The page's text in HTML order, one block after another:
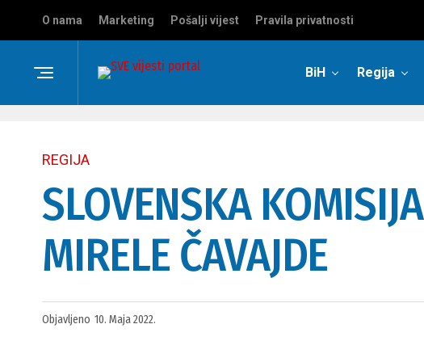
O nama Marketing Pošalji vijest Pravila privatnosti
BiH Regija
REGIJA
SLOVENSKA
MIRELE ČAVAJDE
Objavljeno 10. Maja 2022.